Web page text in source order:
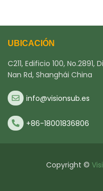
UBICACIÓN
C211, Edificio 100,
Nan Rd, Shanghái China
info@visionsub.es
+86-18001836806
Copyright ©